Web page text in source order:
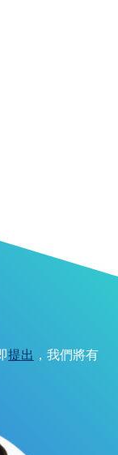
提出 ，我們將有